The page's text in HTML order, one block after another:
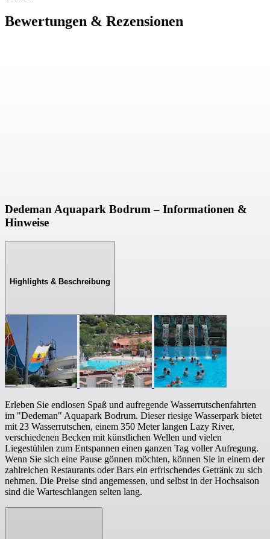
Bewertungen & Rezensionen
Dedeman Aquapark Bodrum – Informationen &
Hinweise
Highlights & Beschreibung
Erleben Sie endlosen Spaß und aufregende Wasserrutschenfahrten
im "Dedeman" Aquapark Bodrum. Dieser riesige Wasserpark bietet
mit 23 Wasserrutschen, einem 350 Meter langen Lazy River,
verschiedenen Becken mit künstlichen Wellen und vielen
Liegestühlen zum Entspannen einen ganzen Tag voller Aufregung.
Wenn Sie sich eine Pause gönnen möchten, können Sie in einem der
zahlreichen Restaurants oder Bars ein erfrischendes Getränk zu sich
nehmen. Die Preise sind angemessen, und selbst in der Hochsaison
sind die Warteschlangen selten lang.